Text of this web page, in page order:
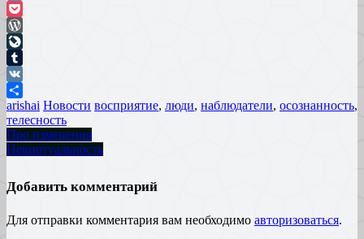
Link
Telegram
Pocket
WordPress
LiveJournal
Tumblr
VK
Отправить
arishai Новости восприятие, люди, наблюдатели, осознанность,
телесность
Про изменения
Невиртуальность
Добавить комментарий
Для отправки комментария вам необходимо авторизоваться.